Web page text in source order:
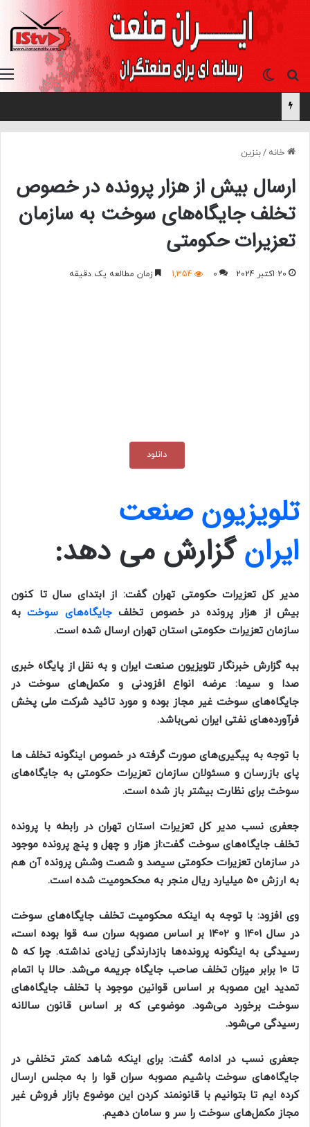
جستجو برایتغییر پوسته
خانه /بنزین
ارسال بیش از هزار پرونده در خصوص
تخلف جایگاه‌های سوخت به سازمان
تعزیرات حکومتی
20 اکتبر 2024 0
1,354 زمان مطالعه یک دقیقه
دانلود
تلویزیون صنعت
ایرانگزارش می دهد:
مدیر کل تعزیرات حکومتی تهران گفت: از ابتدای سال تا کنون
بیش از هزار پرونده در خصوص تخلفجایگاه‌های سوختبه
سازمان تعزیرات حکومتی استان تهران ارسال شده است.
ببه گزارش خبرنگار تلویزیون صنعت ایران و به نقل از پایگاه خبری
صدا و سیما: عرضه انواع افزودنی و مکمل‌های سوخت در
جایگاه‌های سوخت غیر مجاز بوده و مورد تائید شرکت ملی پخش
فرآورده‌های نفتی ایران نمی‌باشد.
با توجه به پیگیری‌های صورت گرفته در خصوص اینگونه تخلف ها
پای بازرسان و مسئولان سازمان تعزیرات حکومتی به جایگاه‌های
سوخت برای نظارت بیشتر باز شده است.
جعفری نسب مدیر کل تعزیرات استان تهران در رابطه با پرونده
تخلف‌ جایگاه‌های سوخت گفت:از هزار و چهل و پنج پرونده موجود
در سازمان تعزیرات حکومتی سیصد و شصت وشش پرونده آن هم
به ارزش ۵۰ میلیارد ریال منجر به محکحومیت شده است.
وی افزود: با توجه به اینکه محکومیت تخلف جایگاه‌های سوخت
در سال ۱۴۰۱ و ۱۴۰۲ بر اساس مصوبه سران سه قوا بوده است،
رسیدگی به اینگونه پرونده‌ها بازدارندگی زیادی نداشته. چرا که ۵
تا ۱۰ برابر میزان تخلف صاحب جایگاه جریمه می‌شد. حالا با اتمام
تمدید این مصوبه بر اساس قوانین موجود با تخلف جایگاه‌های
سوخت برخورد می‌شود. موضوعی که بر اساس قانون سالانه
رسیدگی می‌شود.
جعفری نسب در ادامه گفت: برای اینکه شاهد کمتر تخلفی در
جایگاه‌های سوخت باشیم مصوبه سران قوا را به مجلس ارسال
کرده ایم تا بتوانیم با قانونمند کردن این موضوع بازار فروش غیر
مجاز مکمل‌های سوخت را سر و سامان دهیم.